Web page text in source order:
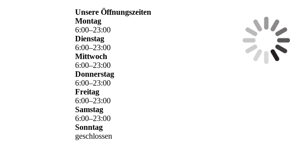
Unsere Öffnungszeiten
Montag
6:00–23:00
Dienstag
6:00–23:00
Mittwoch
6:00–23:00
Donnerstag
6:00–23:00
Freitag
6:00–23:00
Samstag
6:00–23:00
Sonntag
geschlossen